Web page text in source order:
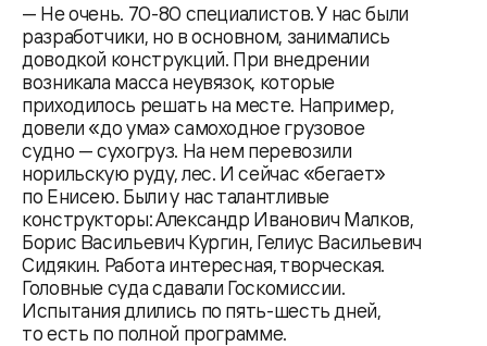
— Не очень. 70-80 специалистов. У нас были
разработчики, но в основном, занимались
доводкой конструкций. При внедрении
возникала масса неувязок, которые
приходилось решать на месте. Например,
довели «до ума» самоходное грузовое
судно — сухогруз. На нем перевозили
норильскую руду, лес. И сейчас «бегает»
по Енисею. Были у нас талантливые
конструкторы: Александр Иванович Малков,
Борис Васильевич Кургин, Гелиус Васильевич
Сидякин. Работа интересная, творческая.
Головные суда сдавали Госкомиссии.
Испытания длились по пять-шесть дней,
то есть по полной программе.